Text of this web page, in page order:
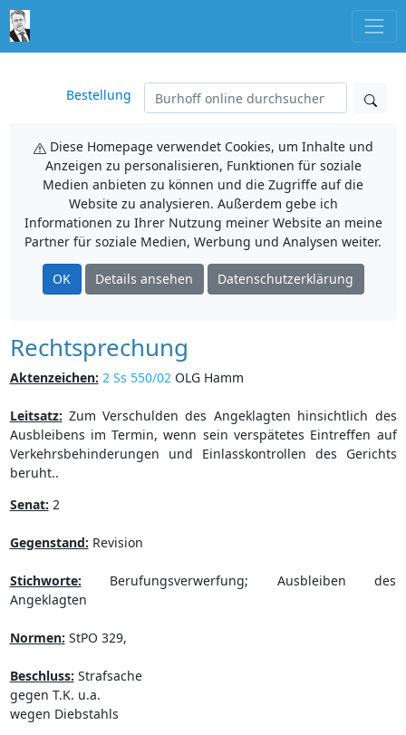
Bestellung
Diese Homepage verwendet Cookies, um Inhalte und
Anzeigen zu personalisieren, Funktionen für soziale
Medien anbieten zu können und die Zugriffe auf die
Website zu analysieren. Außerdem gebe ich
Informationen zu Ihrer Nutzung meiner Website an meine
Partner für soziale Medien, Werbung und Analysen weiter.
OK Details ansehen Datenschutzerklärung
Rechtsprechung
Aktenzeichen: 2 Ss 550/02 OLG Hamm
Leitsatz: Zum Verschulden des Angeklagten hinsichtlich des
Ausbleibens im Termin, wenn sein verspätetes Eintreffen auf
Verkehrsbehinderungen und Einlasskontrollen des Gerichts
beruht..
Senat: 2
Gegenstand: Revision
Stichworte: Berufungsverwerfung; Ausbleiben des
Angeklagten
Normen: StPO 329,
Beschluss: Strafsache
gegen T.K. u.a.
wegen Diebstahls